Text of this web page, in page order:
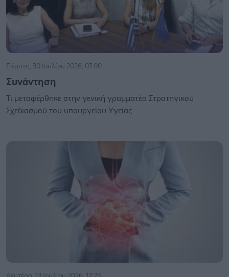
Πέμπτη, 30 Ιουλίου 2026, 07:00
Συνάντηση
Τι μεταφέρθηκε στην γενική γραμματέα Στρατηγικού
Σχεδιασμού του υπουργείου Υγείας.